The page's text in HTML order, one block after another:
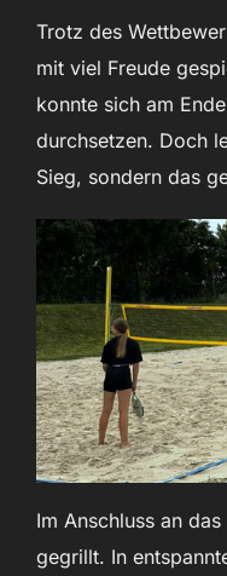
Trotz des
mit viel Freude
konnte sich am
durchsetzen. Doch
Sieg, sondern das
Im Anschluss an
gegrillt. In